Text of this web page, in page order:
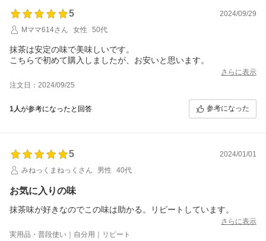
5
2024/09/29
Mママ614さん
女性 50代
抹茶は安定の味で美味しいです。
こちらで初めて購入しましたが、お安いと思います。
さらに表示
注文日：2024/09/25
1人が参考になったと回答 参考になった
5
2024/01/01
みねっくまねっくさん
男性 40代
お気に入りの味
抹茶味が好きなのでこの味は助かる。リピートしています。
さらに表示
実用品・普段使い｜自分用｜リピート